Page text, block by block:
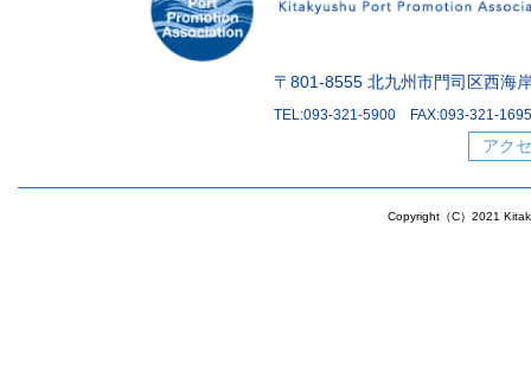
〒801-8555 北九州市門司区西海
TEL:093-321-5900 FAX:093-321-1695
アク
Copyright（C）2021